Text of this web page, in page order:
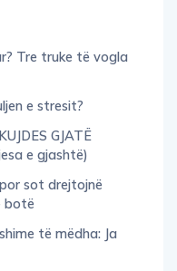
Tre truke të vogla
e stresit?
GJATË
e gjashtë)
sot drejtojnë
botë
të mëdha: Ja